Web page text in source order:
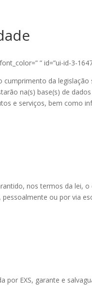
” id=”ui-id-3-
da
na(s) base(s) de dados
e serviços, bem como
nos termos da lei,
ou por via
por EXS, garante e